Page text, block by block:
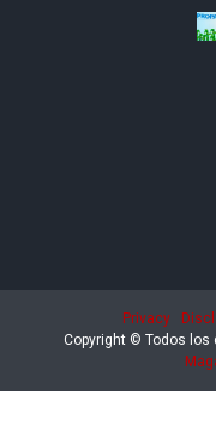
Privacy
Copyright © Todos